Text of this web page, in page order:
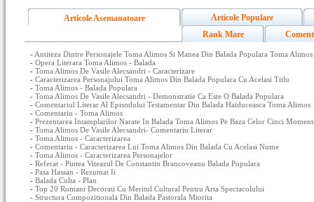
Articole Asemanatoare
Articole Populare
Rank Mare
- Antiteza Dintre Personajele Toma Alimos Si Manea Din Balada Populara Toma Alimos
- Opera Literara Toma Alimos - Balada
- Toma Alimos De Vasile Alecsandri - Caracterizare
- Caracterizarea Personajului Toma Alimos Din Balada Populara Cu Acelasi Titlu
- Toma Alimos - Balada Populara
- Toma Alimos De Vasile Alecsandri - Demonstratie Ca Este O Balada Populara
- Comentariul Literar Al Episodului Testamentar Din Balada Haiduceasca Toma Alimos
- Comentariu - Toma Alimos
- Prezentarea Intamplarilor Narate In Balada Toma Alimos Pe Baza Celor Cinci
- Toma Alimos De Vasile Alecsandri- Comentariu Literar
- Toma Alimos - Caracterizarea
- Comentariu - Caracterizarea Lui Toma Alimos Din Balada Cu Acelasi Nume
- Toma Alimos - Caracterizarea Personajelor
- Referat - Pintea Viteazul De Constantin Brancoveanu Balada Populara
- Pasa Hassan - Rezumat Ii
- Balada Culta - Plan
- Top 20 Romani Decorati Cu Meritul Cultural Pentru Arta Spectacolului
- Structura Compozitionala Din Balada Pastorala Miorita